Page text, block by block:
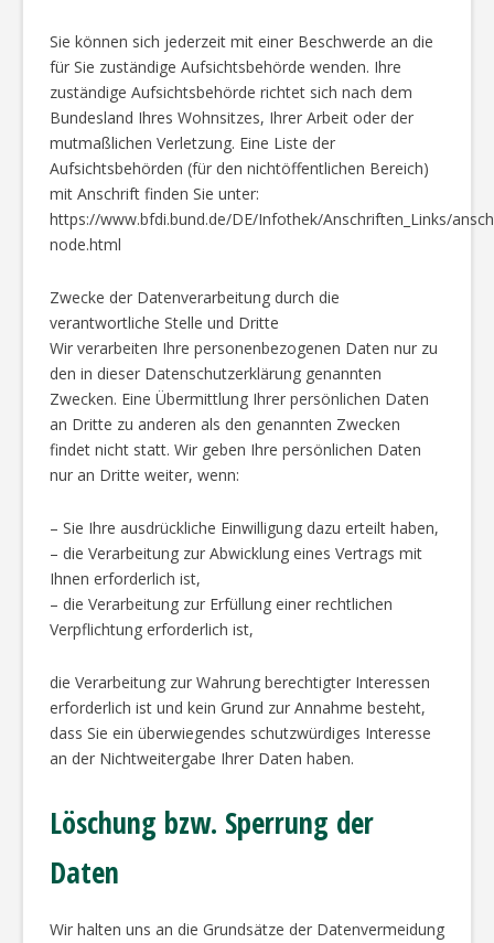
Sie können sich jederzeit mit einer Beschwerde an die
für Sie zuständige Aufsichtsbehörde wenden. Ihre
zuständige Aufsichtsbehörde richtet sich nach dem
Bundesland Ihres Wohnsitzes, Ihrer Arbeit oder der
mutmaßlichen Verletzung. Eine Liste der
Aufsichtsbehörden (für den nichtöffentlichen Bereich)
mit Anschrift finden Sie unter:
https://www.bfdi.bund.de/DE/Infothek/Anschriften_Links/
node.html
Zwecke der Datenverarbeitung durch die
verantwortliche Stelle und Dritte
Wir verarbeiten Ihre personenbezogenen Daten nur zu
den in dieser Datenschutzerklärung genannten
Zwecken. Eine Übermittlung Ihrer persönlichen Daten
an Dritte zu anderen als den genannten Zwecken
findet nicht statt. Wir geben Ihre persönlichen Daten
nur an Dritte weiter, wenn:
– Sie Ihre ausdrückliche Einwilligung dazu erteilt haben,
– die Verarbeitung zur Abwicklung eines Vertrags mit
Ihnen erforderlich ist,
– die Verarbeitung zur Erfüllung einer rechtlichen
Verpflichtung erforderlich ist,
die Verarbeitung zur Wahrung berechtigter Interessen
erforderlich ist und kein Grund zur Annahme besteht,
dass Sie ein überwiegendes schutzwürdiges Interesse
an der Nichtweitergabe Ihrer Daten haben.
Löschung bzw. Sperrung der
Daten
Wir halten uns an die Grundsätze der Datenvermeidung